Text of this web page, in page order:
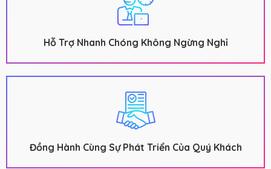
Hỗ Trợ Nhanh Chóng Không Ngừng Nghỉ
Đồng Hành Cùng Sự Phát Triển Của Quý Khách